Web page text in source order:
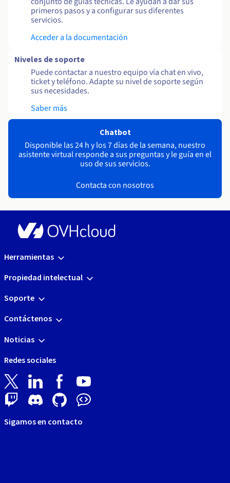
primeros pasos y a configurar sus diferentes
servicios.
Acceder a la documentación
Niveles de soporte
Puede contactar a nuestro equipo vía chat en vivo,
ticket y teléfono. Adapte su nivel de soporte según
sus necesidades.
Saber más
Chatbot
Disponible las 24 h y los 7 días de la semana, nuestro
asistente virtual responde a sus preguntas y le guía en el
uso de sus servicios.
Contacta con nosotros
Herramientas
Propiedad intelectual
Soporte
Contáctenos
Noticias
Redes sociales
Sigamos en contacto